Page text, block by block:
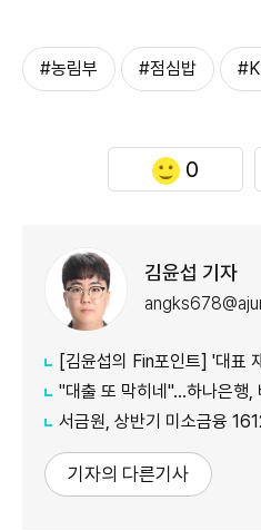
#농림부 #점심밥
0
김윤섭 기자
[김윤섭의 Fin포인트] '대표 재테크 통
"대출 또 막히네"…하나은행, 비
서금원, 상반기 미소금융 1612억
기자의 다른기사